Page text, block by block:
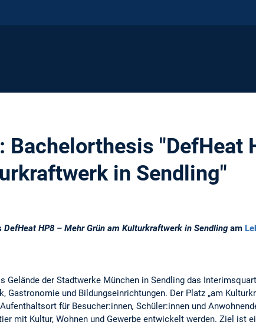
"DefHeat
in Sendling"
DefHeat HP8 – Mehr Grün am Kulturkraftwerk in Sendling am
Gelände der Stadtwerke München in Sendling das
Gastronomie und Bildungseinrichtungen. Der Platz „am
für Besucher:innen, Schüler:innen und
mit Kultur, Wohnen und Gewerbe entwickelt werden. Ziel ist